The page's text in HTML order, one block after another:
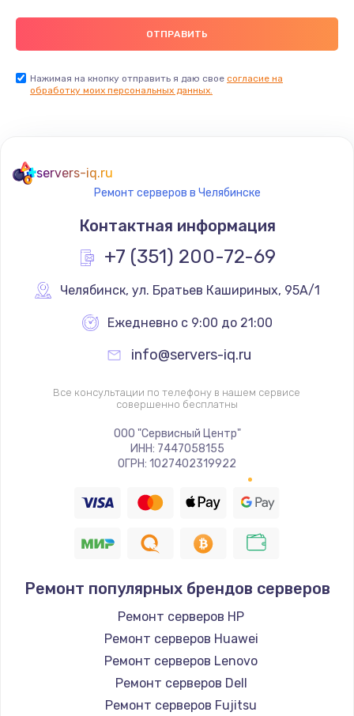
Нажимая на кнопку отправить я даю свое согласие на
обработку моих персональных данных.
servers-iq.ru
Ремонт серверов в Челябинске
Контактная информация
+7 (351) 200-72-69
Челябинск, ул. Братьев Кашириных, 95А/1
Ежедневно с 9:00 до 21:00
info@servers-iq.ru
Все консультации по телефону в нашем сервисе
совершенно бесплатны
ООО "Сервисный Центр"
ИНН: 7447058155
ОГРН: 1027402319922
Ремонт популярных брендов серверов
Ремонт серверов HP
Ремонт серверов Huawei
Ремонт серверов Lenovo
Ремонт серверов Dell
Ремонт серверов Fujitsu